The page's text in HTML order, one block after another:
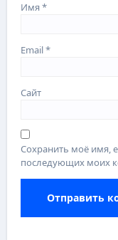
Имя*
Email*
Сайт
Сохранить моё имя,
последующих моих